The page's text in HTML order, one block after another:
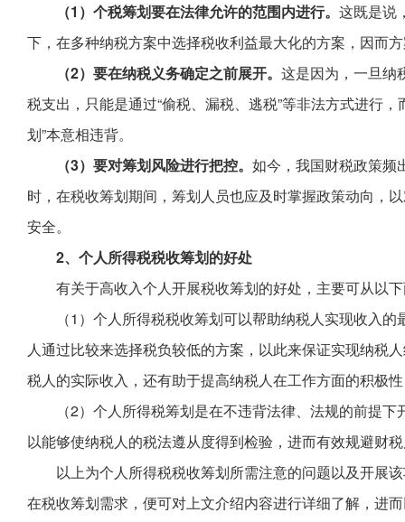
（1）个税筹划要在法律允许的范围内进行。 这既是说
下，在多种纳税方案中选择税收利益最大化的方案，因而
（2）要在纳税义务确定之前展开。 这是因为，一旦纳
税支出，只能是通过“偷税、漏税、逃税”等非法方式进行
划”本意相违背。
（3）要对筹划风险进行把控。 如今，我国财税政策频
时，在税收筹划期间，筹划人员也应及时掌握政策动向，
安全。
2、个人所得税税收筹划的好处
有关于高收入个人开展税收筹划的好处，主要可从以
（1）个人所得税税收筹划可以帮助纳税人实现收入
人通过比较来选择税负较低的方案，以此来保证实现纳税
税人的实际收入，还有助于提高纳税人在工作方面的积极
（2）个人所得税筹划是在不违背法律、法规的前提
以能够使纳税人的税法遵从度得到检验，进而有效规避财
以上为个人所得税税收筹划所需注意的问题以及开展
在税收筹划需求，便可对上文介绍内容进行详细了解，进